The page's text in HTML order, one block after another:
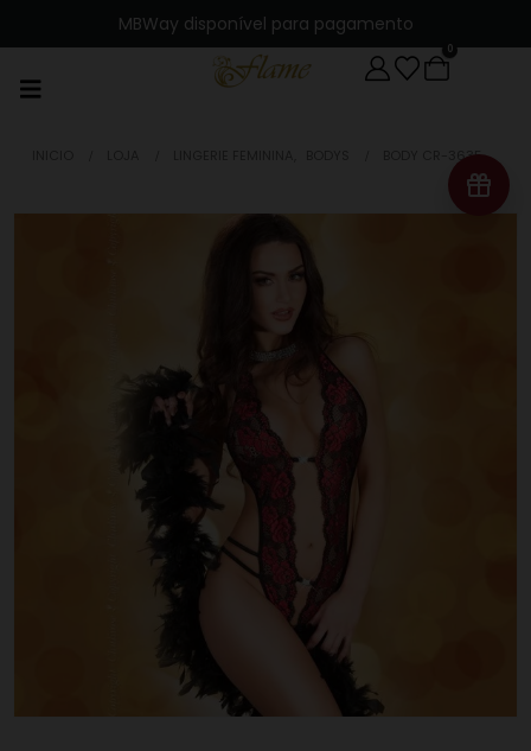
MBWay disponível para pagamento
0
BODY CR-3635